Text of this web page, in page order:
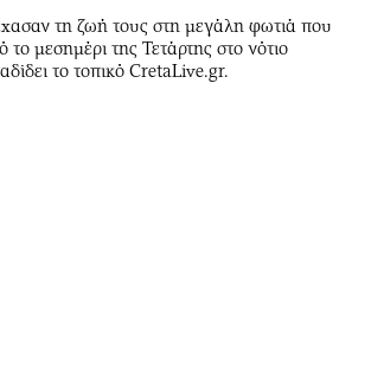
τη ζωή τους στη μεγάλη φωτιά που
το μεσημέρι της Τετάρτης στο νότιο
το τοπικό CretaLive.gr.